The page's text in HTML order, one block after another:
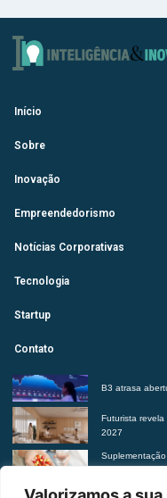
Início
Sobre
Inovação
Empreendedorismo
Notícias Corporativas
Tecnologia
Startup
Contato
B3 atrasa
Futurista
2027
Policlínica